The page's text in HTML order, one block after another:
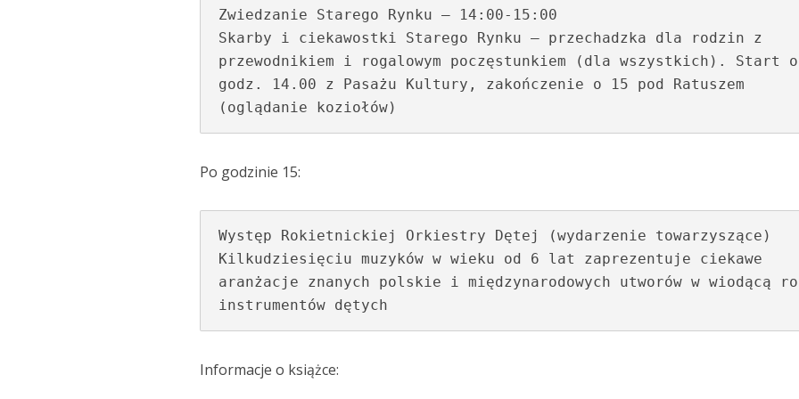
Zwiedzanie Starego Rynku – 14:00-15:00
Skarby i ciekawostki Starego Rynku – przechadzka dla rodzin z
przewodnikiem i rogalowym poczęstunkiem (dla wszystkich). Start
godz. 14.00 z Pasażu Kultury, zakończenie o 15 pod Ratuszem
(oglądanie koziołów)
Po godzinie 15:
Występ Rokietnickiej Orkiestry Dętej (wydarzenie towarzyszące)
Kilkudziesięciu muzyków w wieku od 6 lat zaprezentuje ciekawe
aranżacje znanych polskie i międzynarodowych utworów w wiodącą
instrumentów dętych
Informacje o książce: